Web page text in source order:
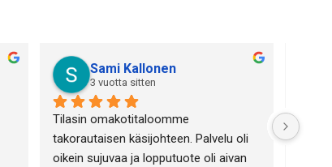
Sami Kallonen
3 vuotta sitten
Tilasin omakotitaloomme
takorautaisen käsijohteen. Palvelu oli
oikein sujuvaa ja lopputuote oli aivan
Olen